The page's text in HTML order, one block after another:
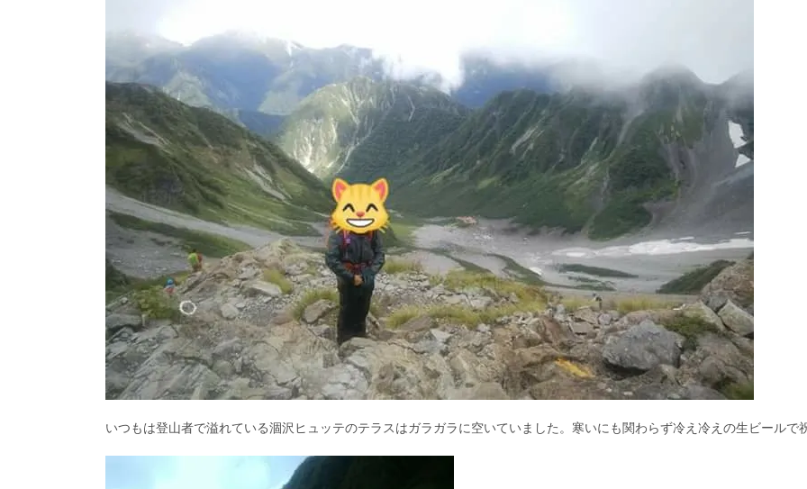
いつもは登山者で溢れている涸沢ヒュッテのテラスはガラガラに空いていました。寒いにも関わらず冷え冷えの生ビールで